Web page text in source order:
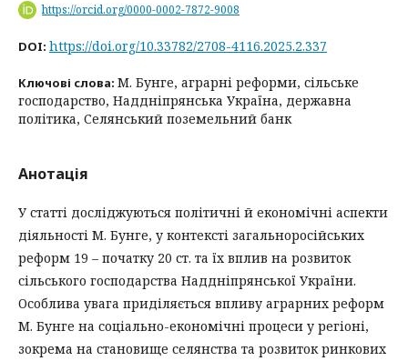
https://orcid.org/0000-0002-7872-9008
DOI: https://doi.org/10.33782/2708-4116.2025.2.337
Ключові слова: М. Бунге, аграрні реформи, сільське
господарство, Наддніпрянська Україна, державна
політика, Селянський поземельний банк
Анотація
У статті досліджуються політичні й економічні аспекти
діяльності М. Бунге, у контексті загальноросійських
реформ 19 – початку 20 ст. та їх вплив на розвиток
сільського господарства Наддніпрянської України.
Особлива увага приділяється впливу аграрних реформ
М. Бунге на соціально-економічні процеси у регіоні,
зокрема на становище селянства та розвиток ринкових